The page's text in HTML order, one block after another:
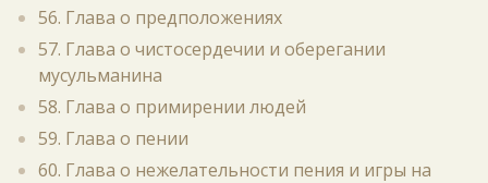
56. Глава о предположениях
57. Глава о чистосердечии и оберегании
мусульманина
58. Глава о примирении людей
59. Глава о пении
60. Глава о нежелательности пения и игры на